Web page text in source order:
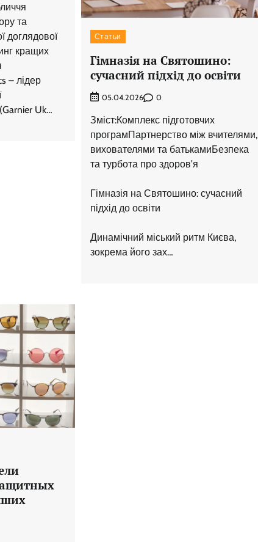
та
доглядової
кращих
– лідер
Uk…
Статьи
Гімназія на Святошино:
сучасний підхід до освіти
05.04.2026 0
Зміст:Комплекс підготовчих
програмПартнерство між вчителями,
вихователями та батькамиБезпека
та турбота про здоров’я
Гімназія на Святошино: сучасний
підхід до освіти
Динамічний міський ритм Києва,
зокрема його зах…